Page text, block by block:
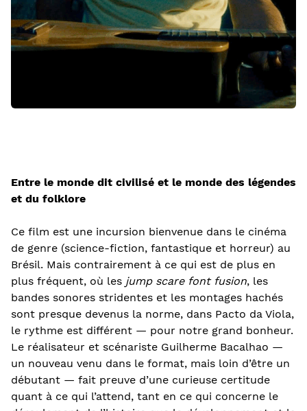
Entre le monde dit civilisé et le monde des légendes
et du folklore
Ce film est une incursion bienvenue dans le cinéma
de genre (science-fiction, fantastique et horreur) au
Brésil. Mais contrairement à ce qui est de plus en
plus fréquent, où les jump scare font fusion, les
bandes sonores stridentes et les montages hachés
sont presque devenus la norme, dans Pacto da Viola,
le rythme est différent — pour notre grand bonheur.
Le réalisateur et scénariste Guilherme Bacalhao —
un nouveau venu dans le format, mais loin d’être un
débutant — fait preuve d’une curieuse certitude
quant à ce qui l’attend, tant en ce qui concerne le